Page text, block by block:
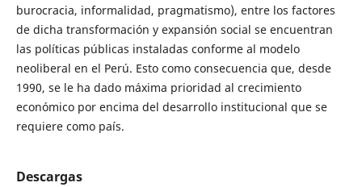
burocracia, informalidad, pragmatismo), entre los factores
de dicha transformación y expansión social se encuentran
las políticas públicas instaladas conforme al modelo
neoliberal en el Perú. Esto como consecuencia que, desde
1990, se le ha dado máxima prioridad al crecimiento
económico por encima del desarrollo institucional que se
requiere como país.
Descargas